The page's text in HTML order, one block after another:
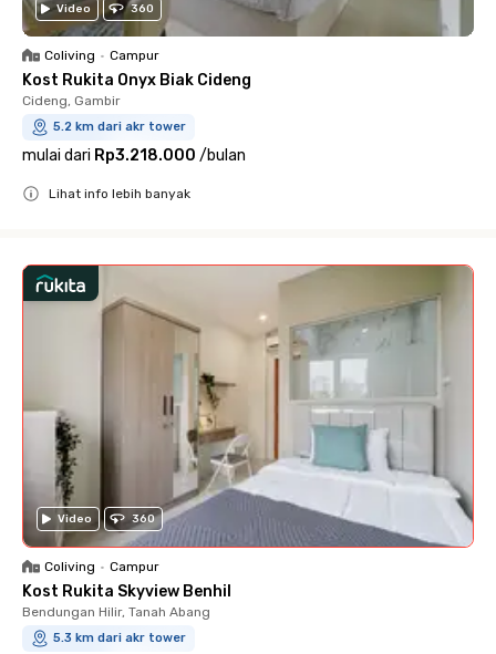
Video 360
Coliving • Campur
Kost Rukita Onyx Biak Cideng
Cideng, Gambir
5.2 km dari akr tower
mulai dari Rp3.218.000 /bulan
Lihat info lebih banyak
Video 360
Coliving • Campur
Kost Rukita Skyview Benhil
Bendungan Hilir, Tanah Abang
5.3 km dari akr tower